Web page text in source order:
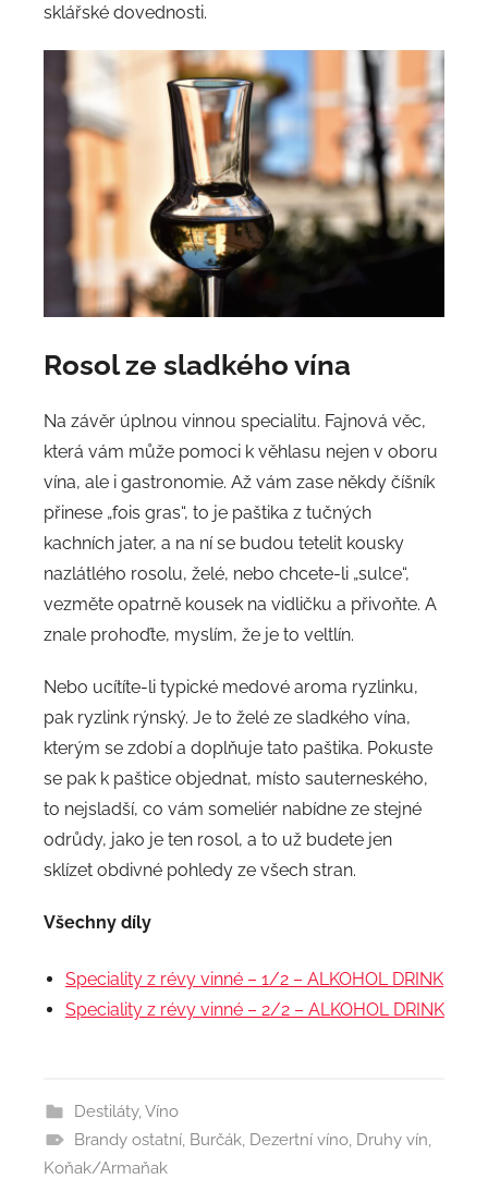
sklářské dovednosti.
Rosol ze sladkého vína
Na závěr úplnou vinnou specialitu. Fajnová věc,
která vám může pomoci k věhlasu nejen v oboru
vína, ale i gastronomie. Až vám zase někdy číšník
přinese „fois gras“, to je paštika z tučných
kachních jater, a na ní se budou tetelit kousky
nazlátlého rosolu, želé, nebo chcete-li „sulce“,
vezměte opatrně kousek na vidličku a přivoňte. A
znale prohoďte, myslím, že je to veltlín.
Nebo ucítíte-li typické medové aroma ryzlinku,
pak ryzlink rýnský. Je to želé ze sladkého vína,
kterým se zdobí a doplňuje tato paštika. Pokuste
se pak k paštice objednat, místo sauterneského,
to nejsladší, co vám someliér nabídne ze stejné
odrůdy, jako je ten rosol, a to už budete jen
sklízet obdivné pohledy ze všech stran.
Všechny díly
Speciality z révy vinné – 1/2 – ALKOHOL DRINK
Speciality z révy vinné – 2/2 – ALKOHOL DRINK
Destiláty,Víno
Brandy ostatní, Burčák, Dezertní víno, Druhy vín,
Koňak/Armaňak